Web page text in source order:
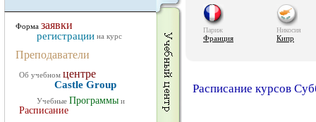
Форма заявки
регистрации на курс
Преподаватели
Об учебном центре
Castle Group
Учебные Программы и
Расписание
Париж
Франция
Никосия
Кипр
Расписание курсов